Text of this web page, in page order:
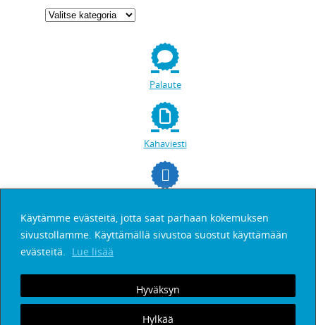
Käytämme evästeitä, jotta saat parhaan kokemuksen
sivustollamme. Käyttämällä sivustoa suostut käyttämään
evästeitä.
Lue lisää
Hylkää
Hyväksyn
Palaute
Kahaviesti
Tilaa Kahaviesti Palaute
Henkilötietojen suoja
kahaviesti.fi.